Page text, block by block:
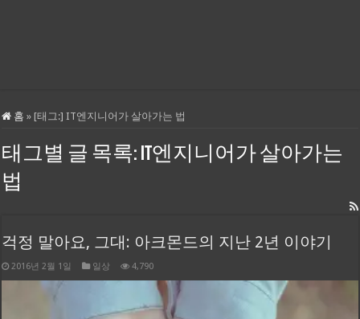
홈 » [태그:] IT엔지니어가 살아가는 법
태그별 글 목록: IT엔지니어가 살아가는
법
걱정 말아요, 그대: 아크몬드의 지난 2년 이야기
2016년 2월 1일 일상 4,790